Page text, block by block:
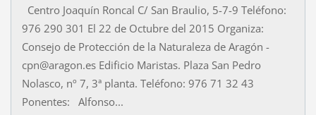
Centro Joaquín Roncal C/ San Braulio, 5-7-9 Teléfono:
976 290 301 El 22 de Octubre del 2015 Organiza:
Consejo de Protección de la Naturaleza de Aragón -
cpn@aragon.es Edificio Maristas. Plaza San Pedro
Nolasco, nº 7, 3ª planta. Teléfono: 976 71 32 43
Ponentes: Alfonso...